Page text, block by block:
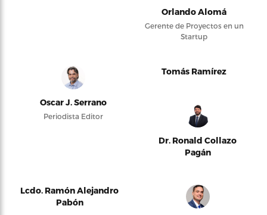
Orlando Alomá
Gerente de Proyectos en un
Startup
Oscar J. Serrano
Periodista Editor
Tomás Ramírez
Dr. Ronald Collazo
Pagán
Lcdo. Ramón Alejandro
Pabón